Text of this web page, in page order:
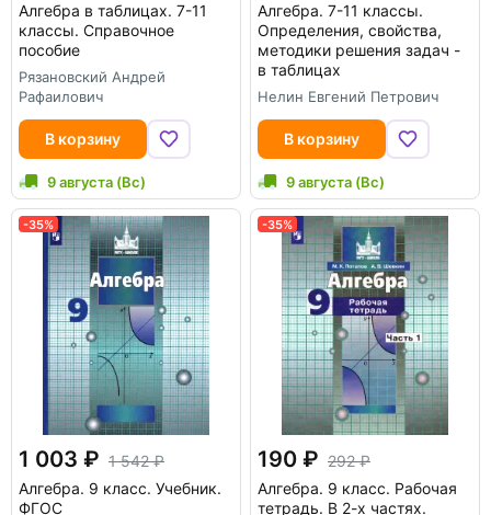
Алгебра в таблицах. 7-11
классы. Справочное
пособие
Рязановский Андрей
Рафаилович
В корзину
9 августа (Вс)
Алгебра. 7-11 классы.
Определения, свойства,
методики решения задач -
в таблицах
Нелин Евгений Петрович
В корзину
9 августа (Вс)
-35%
1 003
1 542
Алгебра. 9 класс. Учебник.
ФГОС
-35%
190
292
Алгебра. 9 класс. Рабочая
тетрадь. В 2-х частях.